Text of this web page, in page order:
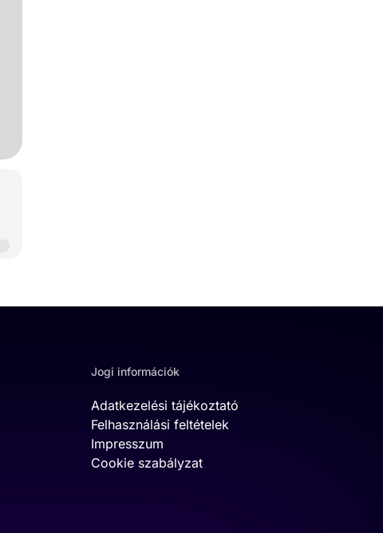
Jogi információk
Adatkezelési tájékoztató
Felhasználási feltételek
Impresszum
Cookie szabályzat